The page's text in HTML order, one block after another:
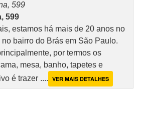
599
599
estamos há mais de 20 anos no
bairro do Brás em São Paulo.
por termos os
mesa, banho, tapetes e
é trazer .... VER MAIS DETALHES